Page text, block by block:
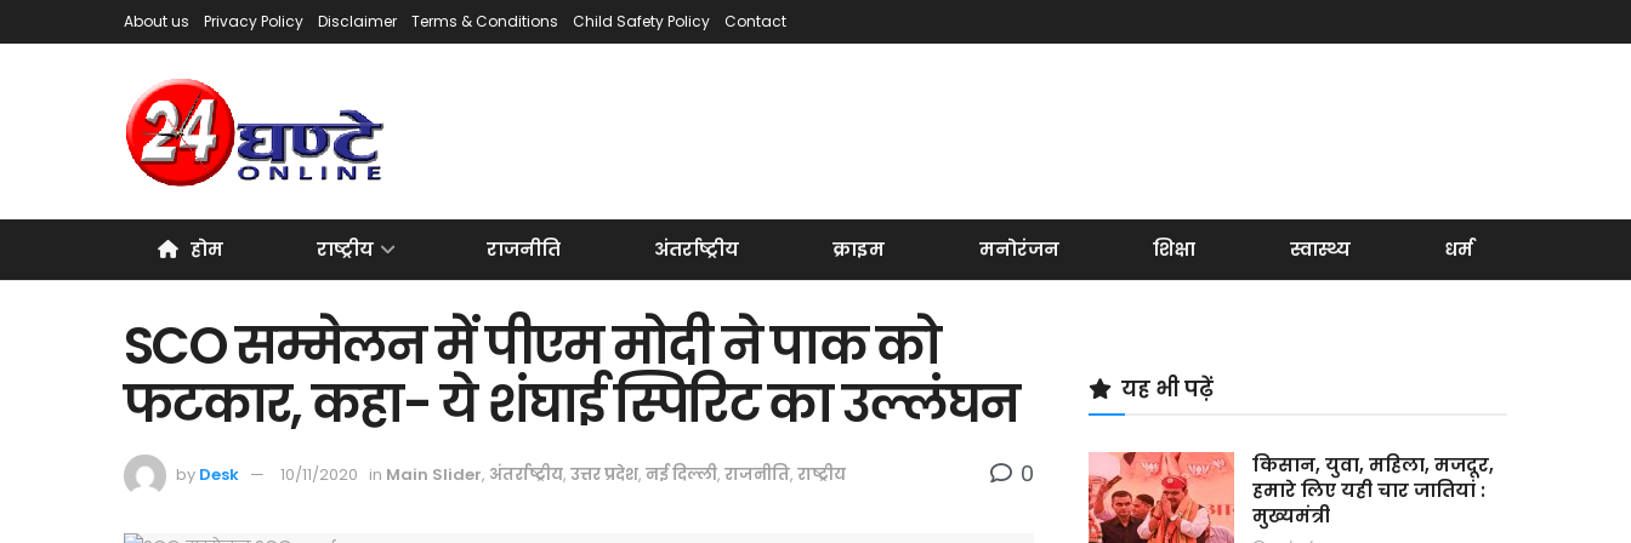
About us Privacy Policy Disclaimer Terms & Conditions Child Safety Policy Contact
होम राष्ट्रीय राजनीति अंतर्राष्ट्रीय क्राइम मनोरंजन शिक्षा स्वास्थ्य धर्म
SCO सम्मेलन में पीएम मोदी ने पाक को
फटकार, कहा- ये शंघाई स्पिरिट का उल्लंघन
by Desk 10/11/2020 in Main Slider, अंतर्राष्ट्रीय, उत्तर प्रदेश, नई दिल्ली, राजनीति, राष्ट्रीय 0
यह भी पढ़ें
किसान, युवा, महिला, मजदूर,
हमारे लिए यही चार जातियां :
मुख्यमंत्री